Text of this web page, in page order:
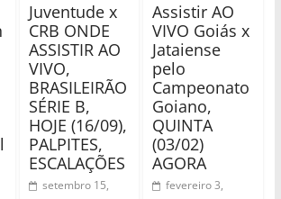
Juventude x
CRB ONDE
ASSISTIR AO
VIVO,
BRASILEIRÃO
SÉRIE B,
HOJE (16/09),
PALPITES,
ESCALAÇÕES
setembro 15,
Assistir AO
VIVO Goiás x
Jataiense
pelo
Campeonato
Goiano,
QUINTA
(03/02)
AGORA
fevereiro 3,